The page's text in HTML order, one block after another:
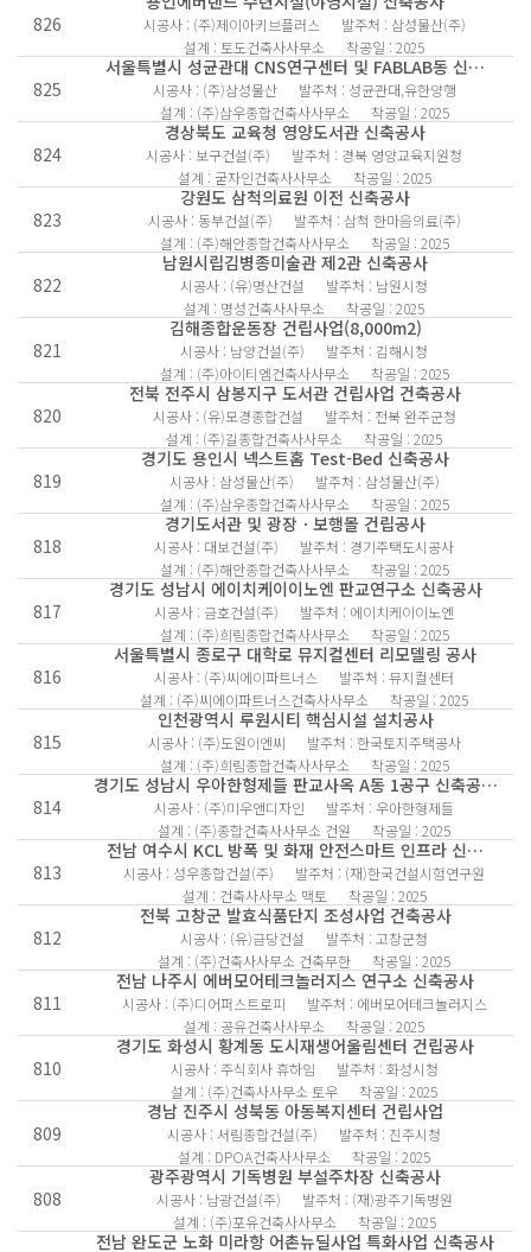
826 시공사 : (주)제이아키브플러스
발주처 : 삼성물산(주)
설계 : 토도건축사사무소
착공일 : 2025
825
서울특별시 성균관대 CNS연구센터 및 FABLAB동 신…
시공사 : (주)삼성물산
발주처 : 성균관대,유한양행
설계 : (주)삼우종합건축사사무소
착공일 : 2025
824
경상북도 교육청 영양도서관 신축공사
시공사 : 보구건설(주)
발주처 : 경북 영양교육지원청
설계 : 굳자인건축사사무소
착공일 : 2025
823
강원도 삼척의료원 이전 신축공사
시공사 : 동부건설(주)
발주처 : 삼척 한마음의료(주)
설계 : (주)해안종합건축사사무소
착공일 : 2025
822
남원시립김병종미술관 제2관 신축공사
시공사 : (유)명산건설
발주처 : 남원시청
설계 : 명성건축사사무소
착공일 : 2025
821
김해종합운동장 건립사업(8,000m2)
시공사 : 남양건설(주)
발주처 : 김해시청
설계 : (주)아이티엠건축사사무소
착공일 : 2025
820
전북 전주시 삼봉지구 도서관 건립사업 건축공사
시공사 : (유)모경종합건설
발주처 : 전북 완주군청
설계 : (주)길종합건축사사무소
착공일 : 2025
819
경기도 용인시 넥스트홈 Test-Bed 신축공사
시공사 : 삼성물산(주)
발주처 : 삼성물산(주)
설계 : (주)삼우종합건축사사무소
착공일 : 2025
818
경기도서관 및 광장ㆍ보행몰 건립공사
시공사 : 대보건설(주)
발주처 : 경기주택도시공사
설계 : (주)해안종합건축사사무소
착공일 : 2025
817
경기도 성남시 에이치케이이노엔 판교연구소 신축공사
시공사 : 금호건설(주)
발주처 : 에이치케이이노엔
설계 : (주)희림종합건축사사무소
착공일 : 2025
816
서울특별시 종로구 대학로 뮤지컬센터 리모델링 공사
시공사 : (주)씨에이파트너스
발주처 : 뮤지컬센터
설계 : (주)씨에이파트너스건축사사무소
착공일 : 2025
815
인천광역시 루원시티 핵심시설 설치공사​
시공사 : (주)도원이엔씨
발주처 : 한국토지주택공사
설계 : (주)희림종합건축사사무소
착공일 : 2025
814
경기도 성남시 우아한형제들 판교사옥 A동 1공구 신축공…
시공사 : (주)미우앤디자인
발주처 : 우아한형제들
설계 : (주)종합건축사사무소 건원
착공일 : 2025
813
전남 여수시 KCL 방폭 및 화재 안전스마트 인프라 신…
시공사 : 성우종합건설(주)
발주처 : (재)한국건설시험연구원
설계 : 건축사사무소 맥토
착공일 : 2025
812
전북 고창군 발효식품단지 조성사업 건축공사
시공사 : (유)금당건설
발주처 : 고창군청
설계 : (주)건축사사무소 건축무한
착공일 : 2025
811
전남 나주시 에버모어테크놀러지스 연구소 신축공사
시공사 : (주)디어퍼스트로피
발주처 : 에버모어테크놀러지스
설계 : 공유건축사사무소
착공일 : 2025
810
경기도 화성시 황계동 도시재생어울림센터 건립공사
시공사 : 주식회사 휴하임
발주처 : 화성시청
설계 : (주)건축사사무소 토우
착공일 : 2025
809
경남 진주시 성북동 아동복지센터 건립사업
시공사 : 서림종합건설(주)
발주처 : 진주시청
설계 : DPOA건축사사무소
착공일 : 2025
808
광주광역시 기독병원 부설주차장 신축공사
시공사 : 남광건설(주)
발주처 : (재)광주기독병원
설계 : (주)포유건축사사무소
착공일 : 2025
전남 완도군 노화 미라항 어촌뉴딜사업 특화사업 신축공사